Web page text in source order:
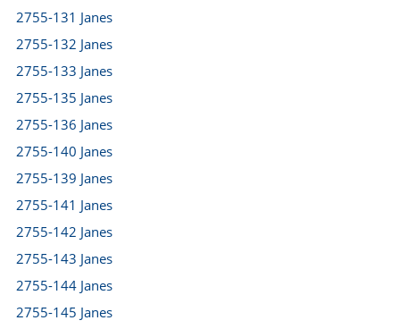
2755-131 Janes
2755-132 Janes
2755-133 Janes
2755-135 Janes
2755-136 Janes
2755-140 Janes
2755-139 Janes
2755-141 Janes
2755-142 Janes
2755-143 Janes
2755-144 Janes
2755-145 Janes